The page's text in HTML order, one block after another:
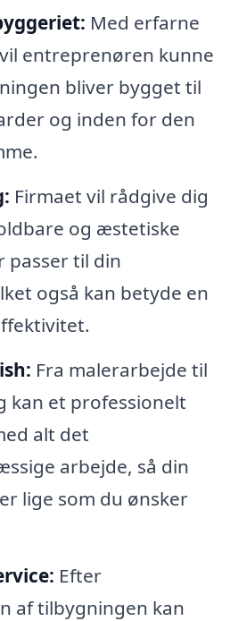
Med erfarne
entreprenøren kunne
bliver bygget til
og inden for den
Firmaet vil rådgive dig
og æstetiske
passer til din
også kan betyde en
Fra malerarbejde til
kan et professionelt
alt det
arbejde, så din
lige som du ønsker
Efter
af tilbygningen kan